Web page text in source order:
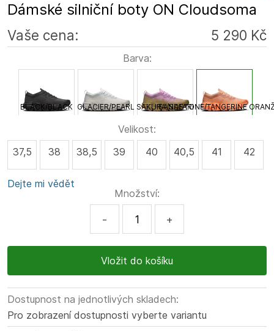
Dámské silniční boty ON Cloudsoma
Vaše cena: 5 290 Kč
Barva:
BLACK/BLACK GLACIER/PEARL SAKURA/SAFARI
SANDSTONE/TANGERINE
Velikost:
37,5
38 38,5 39 40 40,5 41 42
Dejte mi vědět
Množství:
- +
Dostupnost na jednotlivých skladech:
Pro zobrazení dostupnosti vyberte variantu